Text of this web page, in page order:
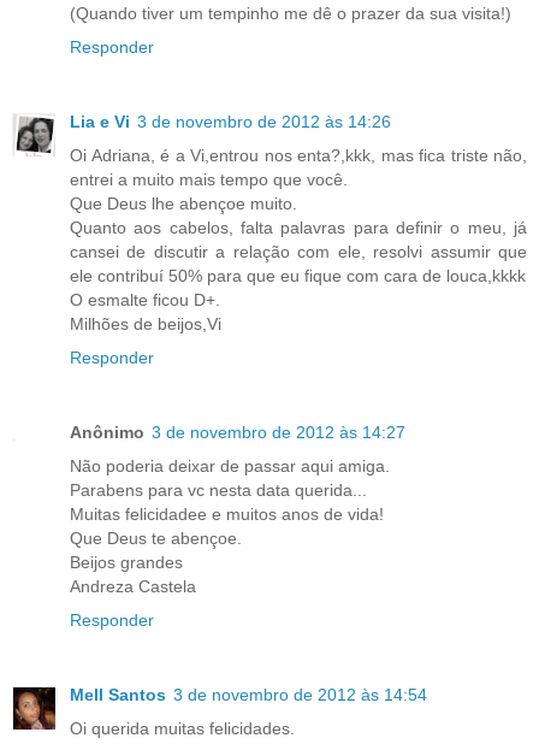
(Quando tiver um tempinho me dê o prazer da sua visita!)
Responder
Lia e Vi 3 de novembro de 2012 às 14:26
Oi Adriana, é a Vi,entrou nos enta?,kkk, mas fica triste não,
entrei a muito mais tempo que você.
Que Deus lhe abençoe muito.
Quanto aos cabelos, falta palavras para definir o meu, já
cansei de discutir a relação com ele, resolvi assumir que
ele contribuí 50% para que eu fique com cara de louca,kkkk
O esmalte ficou D+.
Milhões de beijos,Vi
Responder
Anônimo 3 de novembro de 2012 às 14:27
Não poderia deixar de passar aqui amiga.
Parabens para vc nesta data querida...
Muitas felicidadee e muitos anos de vida!
Que Deus te abençoe.
Beijos grandes
Andreza Castela
Responder
Mell Santos 3 de novembro de 2012 às 14:54
Oi querida muitas felicidades.